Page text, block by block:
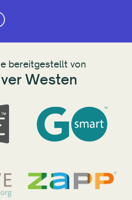
bereitgestellt von
Westen